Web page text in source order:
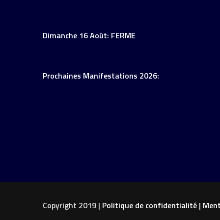
Dimanche 16 Août: FERME
Prochaines Manifestations 2026:
Copyright 2019 | Politique de confidentialité |